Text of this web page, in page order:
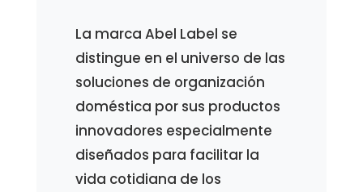
La marca Abel Label se
distingue en el universo de las
soluciones de organización
doméstica por sus productos
innovadores especialmente
diseñados para facilitar la
vida cotidiana de los